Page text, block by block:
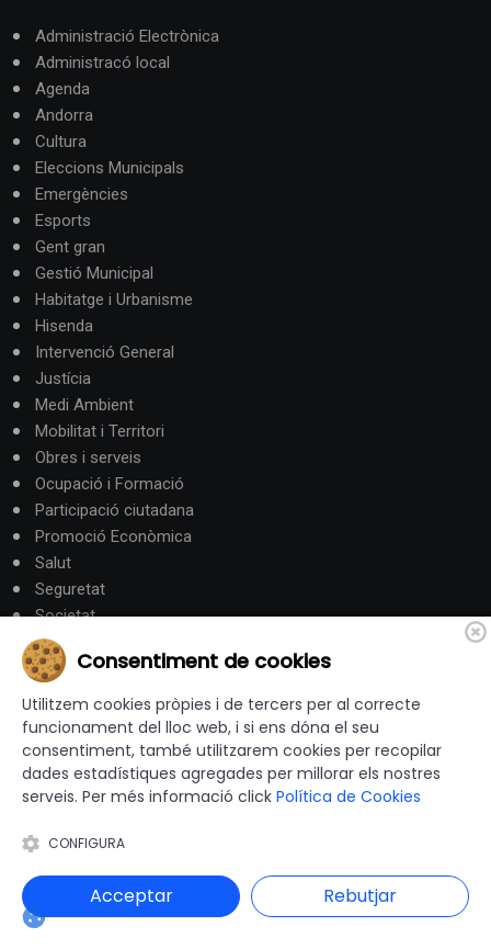
Administració Electrònica
Administracó local
Agenda
Andorra
Cultura
Eleccions Municipals
Emergències
Esports
Gent gran
Gestió Municipal
Habitatge i Urbanisme
Hisenda
Intervenció General
Justícia
Medi Ambient
Mobilitat i Territori
Obres i serveis
Ocupació i Formació
Participació ciutadana
Promoció Econòmica
Salut
Seguretat
Societat
Turisme
Altres Canals
canalandorra.ad
© 2012-2026 Ajuntaments de Catalunya - Tots els drets
Avís Legal |Política de privacitat|
Política de Cookies|Accessibilitat|
Consentiment de cookies
Utilitzem cookies pròpies i de tercers per al correcte
funcionament del lloc web, i si ens dóna el seu
consentiment, també utilitzarem cookies per recopilar
dades estadístiques agregades per millorar els nostres
serveis. Per més informació click Política de Cookies
CONFIGURA
Acceptar Rebutjar